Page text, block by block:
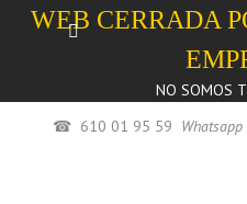
WEB CERRADA
NO SOMOS
☎ 610 01 95 59 Whatsapp